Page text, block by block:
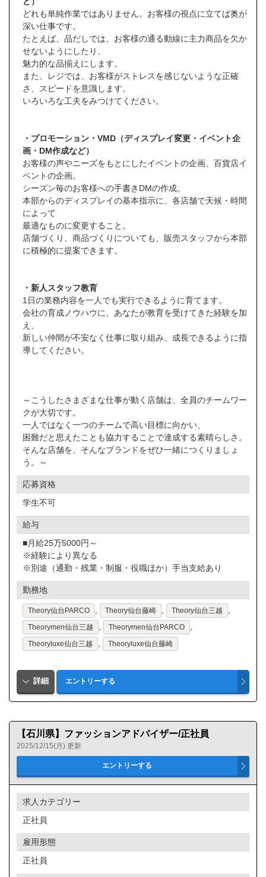
どれも単純作業ではありません。お客様の視点に立てば奥が
深い仕事です。
たとえば、品だしでは、お客様の通る動線に主力商品を欠か
せないようにしたり、
魅力的な品揃えにします。
また、レジでは、お客様がストレスを感じないような正確
さ、スピードを意識します。
いろいろな工夫をみつけてください。
・プロモーション・VMD（ディスプレイ変更・イベント企
画・DM作成など）
お客様の声やニーズをもとにしたイベントの企画、百貨店イ
ベントの企画。
シーズン毎のお客様への手書きDMの作成。
本部からのディスプレイの基本指示に、各店舗で天候・時間
によって
最適なものに変更すること。
店舗づくり、商品づくりについても、販売スタッフから本部
に積極的に提案できます。
・新人スタッフ教育
1日の業務内容を一人でも実行できるように育てます。
会社の育成ノウハウに、あなたが教育を受けてきた経験を加
え、
新しい仲間が不安なく仕事に取り組み、成長できるように指
導してください。
～こうしたさまざまな仕事が動く店舗は、全員のチームワー
クが大切です。
一人ではなく一つのチームで高い目標に向かい、
困難だと思えたことも協力することで達成する素晴らしさ。
そんな店舗を、そんなブランドをぜひ一緒につくりましょ
う。～
応募資格
学生不可
給与
■月給25万5000円～
※経験により異なる
※別途（通勤・残業・制服・役職ほか）手当支給あり
勤務地
Theory仙台PARCO Theory仙台藤崎 Theory仙台三越
Theorymen仙台三越 Theorymen仙台PARCO
Theoryluxe仙台三越 Theoryluxe仙台藤崎
【石川県】ファッションアドバイザー/正社員
2025/12/15(月) 更新
求人カテゴリー
正社員
雇用形態
正社員